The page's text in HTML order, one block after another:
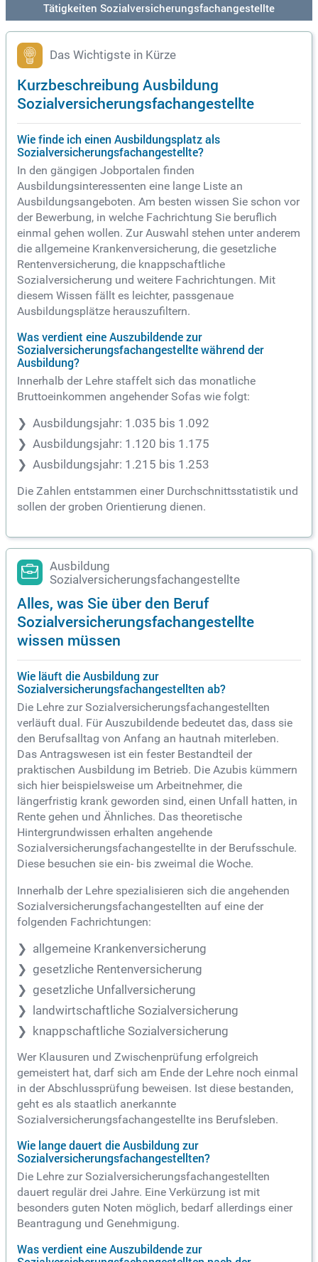
Tätigkeiten Sozialversicherungsfachangestellte
Das Wichtigste in Kürze
Kurzbeschreibung Ausbildung
Sozialversicherungsfachangestellte
Wie finde ich einen Ausbildungsplatz als
Sozialversicherungsfachangestellte?
In den gängigen Jobportalen finden
Ausbildungsinteressenten eine lange Liste an
Ausbildungsangeboten. Am besten wissen Sie schon vor
der Bewerbung, in welche Fachrichtung Sie beruflich
einmal gehen wollen. Zur Auswahl stehen unter anderem
die allgemeine Krankenversicherung, die gesetzliche
Rentenversicherung, die knappschaftliche
Sozialversicherung und weitere Fachrichtungen. Mit
diesem Wissen fällt es leichter, passgenaue
Ausbildungsplätze herauszufiltern.
Was verdient eine Auszubildende zur
Sozialversicherungsfachangestellte während der
Ausbildung?
Innerhalb der Lehre staffelt sich das monatliche
Bruttoeinkommen angehender Sofas wie folgt:
Ausbildungsjahr: 1.035 bis 1.092
Ausbildungsjahr: 1.120 bis 1.175
Ausbildungsjahr: 1.215 bis 1.253
Die Zahlen entstammen einer Durchschnittsstatistik und
sollen der groben Orientierung dienen.
Ausbildung
Sozialversicherungsfachangestellte
Alles, was Sie über den Beruf
Sozialversicherungsfachangestellte
wissen müssen
Wie läuft die Ausbildung zur
Sozialversicherungsfachangestellten ab?
Die Lehre zur Sozialversicherungsfachangestellten
verläuft dual. Für Auszubildende bedeutet das, dass sie
den Berufsalltag von Anfang an hautnah miterleben.
Das Antragswesen ist ein fester Bestandteil der
praktischen Ausbildung im Betrieb. Die Azubis kümmern
sich hier beispielsweise um Arbeitnehmer, die
längerfristig krank geworden sind, einen Unfall hatten, in
Rente gehen und Ähnliches. Das theoretische
Hintergrundwissen erhalten angehende
Sozialversicherungsfachangestellte in der Berufsschule.
Diese besuchen sie ein- bis zweimal die Woche.
Innerhalb der Lehre spezialisieren sich die angehenden
Sozialversicherungsfachangestellten auf eine der
folgenden Fachrichtungen:
allgemeine Krankenversicherung
gesetzliche Rentenversicherung
gesetzliche Unfallversicherung
landwirtschaftliche Sozialversicherung
knappschaftliche Sozialversicherung
Wer Klausuren und Zwischenprüfung erfolgreich
gemeistert hat, darf sich am Ende der Lehre noch einmal
in der Abschlussprüfung beweisen. Ist diese bestanden,
geht es als staatlich anerkannte
Sozialversicherungsfachangestellte ins Berufsleben.
Wie lange dauert die Ausbildung zur
Sozialversicherungsfachangestellten?
Die Lehre zur Sozialversicherungsfachangestellten
dauert regulär drei Jahre. Eine Verkürzung ist mit
besonders guten Noten möglich, bedarf allerdings einer
Beantragung und Genehmigung.
Was verdient eine Auszubildende zur